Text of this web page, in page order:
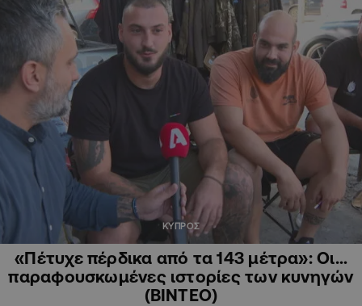
ΚΥΠΡΟΣ
«Πέτυχε πέρδικα από τα 143 μέτρα»: Οι…
παραφουσκωμένες ιστορίες των κυνηγών
(ΒΙΝΤΕΟ)